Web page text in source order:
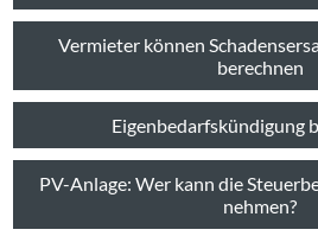
Vermieter können
berechnen
Eigenbedarfskündigung
PV-Anlage: Wer kann die
nehmen?